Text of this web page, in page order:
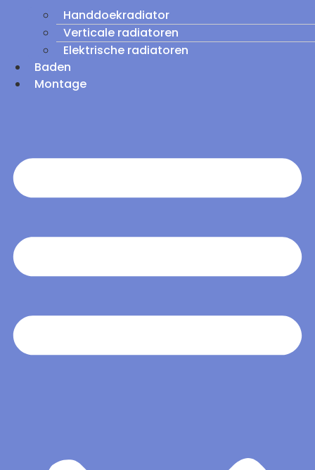
Handdoekradiator
Verticale radiatoren
Elektrische radiatoren
Baden
Montage